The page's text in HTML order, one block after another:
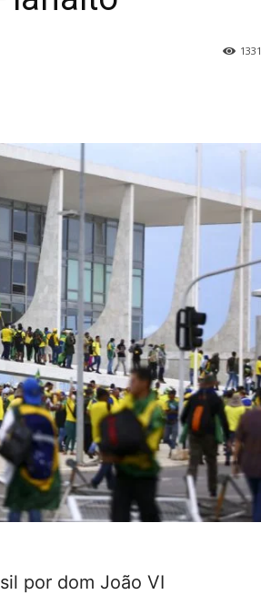
1331
por dom João VI